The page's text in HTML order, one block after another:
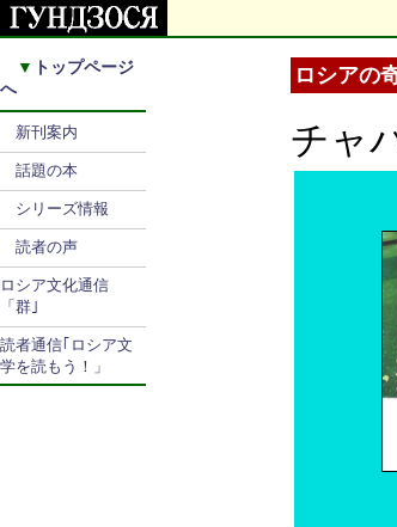
▼ トップページ
へ
新刊案内
話題の本
シリーズ情報
読者の声
ロシア文化通信
「群｣
読者通信｢ロシア文
学を読もう！」
ロシアの
チャ